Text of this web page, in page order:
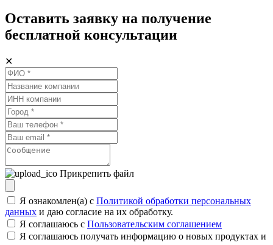
Оставить заявку на получение
бесплатной консультации
✕
Прикрепить файл
Я ознакомлен(а) с Политикой обработки персональных
данных и даю согласие на их обработку.
Я соглашаюсь c Пользовательским соглашением
Я соглашаюсь получать информацию о новых продуктах и